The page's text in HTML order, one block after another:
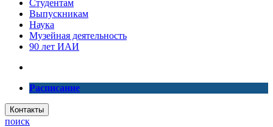
Студентам
Выпускникам
Наука
Музейная деятельность
90 лет ИАИ
Расписание
Контакты
поиск